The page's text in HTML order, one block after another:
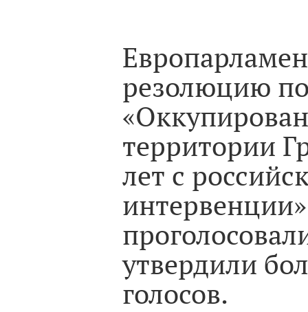
резолюцию
территории
лет с
утвердили
голосов.